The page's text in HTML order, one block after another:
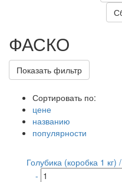
ФАСКО
Показать фильтр
Сортировать по:
цене
названию
популярности
Голубика (коробка 1
-